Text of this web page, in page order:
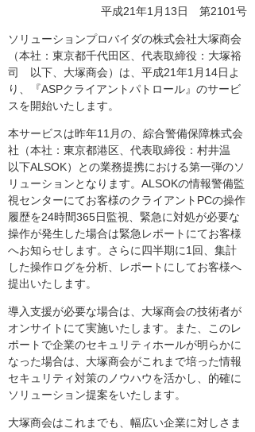
平成21年1月13日 第2101号
ソリューションプロバイダの株式会社大塚商会
（本社：東京都千代田区、代表取締役：大塚裕
司 以下、大塚商会）は、平成21年1月14日よ
り、『ASPクライアントパトロール』のサービ
スを開始いたします。
本サービスは昨年11月の、綜合警備保障株式会
社（本社：東京都港区、代表取締役：村井温
以下ALSOK）との業務提携における第一弾のソ
リューションとなります。ALSOKの情報警備監
視センターにてお客様のクライアントPCの操作
履歴を24時間365日監視、緊急に対処が必要な
操作が発生した場合は緊急レポートにてお客様
へお知らせします。さらに四半期に1回、集計
した操作ログを分析、レポートにしてお客様へ
提出いたします。
導入支援が必要な場合は、大塚商会の技術者が
オンサイトにて実施いたします。また、このレ
ポートで企業のセキュリティホールが明らかに
なった場合は、大塚商会がこれまで培った情報
セキュリティ対策のノウハウを活かし、的確に
ソリューション提案をいたします。
大塚商会はこれまでも、幅広い企業に対しさま